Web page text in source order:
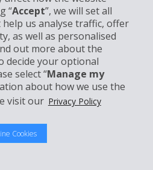
“Accept”, we will set all
us analyse traffic, offer
as well as personalised
out more about the
decide your optional
select “Manage my
about how we use the
visit our Privacy Policy
Cookies
Inc.
Utilizzo | Termini e Condizioni di